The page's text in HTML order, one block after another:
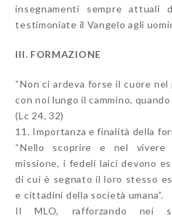
insegnamenti sempre attuali
testimoniate il Vangelo agli
III. FORMAZIONE
“Non ci ardeva forse il cuore
con noi lungo il cammino,
(Lc 24, 32)
11. Importanza e finalità della
“Nello scoprire e nel vivere
missione, i fedeli laici devono
di cui è segnato il loro stesso
e cittadini della società umana”.
Il MLO, rafforzando nei